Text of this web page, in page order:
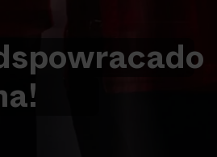
powracado